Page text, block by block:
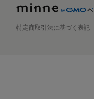
特定商取引法に基づく表記